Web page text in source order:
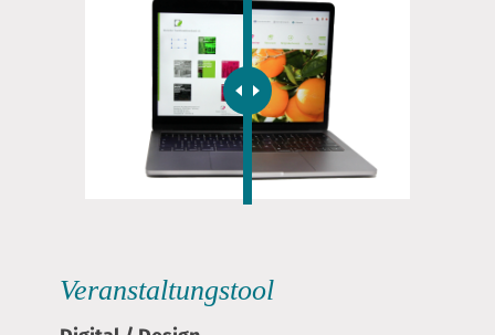
Veranstaltungstool